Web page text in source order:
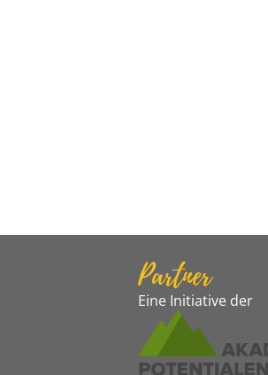
Partner
Eine Initiative der